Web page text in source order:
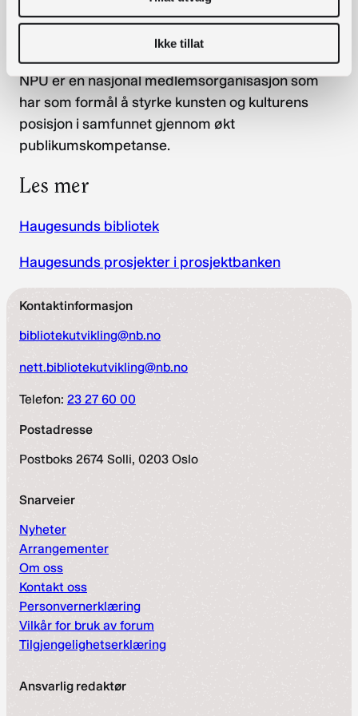
Ikke tillat
faller utenfor, og som greier å engasjere nye
grupper til sitt publikum.
NPU er en nasjonal medlemsorganisasjon som
har som formål å styrke kunsten og kulturens
posisjon i samfunnet gjennom økt
publikumskompetanse.
Les mer
Haugesunds bibliotek
Haugesunds prosjekter i prosjektbanken
Kontaktinformasjon
bibliotekutvikling@nb.no
nett.bibliotekutvikling@nb.no
Telefon: 23 27 60 00
Postadresse
Postboks 2674 Solli, 0203 Oslo
Snarveier
Nyheter
Arrangementer
Om oss
Kontakt oss
Personvernerklæring
Vilkår for bruk av forum
Tilgjengelighetserklæring
Ansvarlig redaktør